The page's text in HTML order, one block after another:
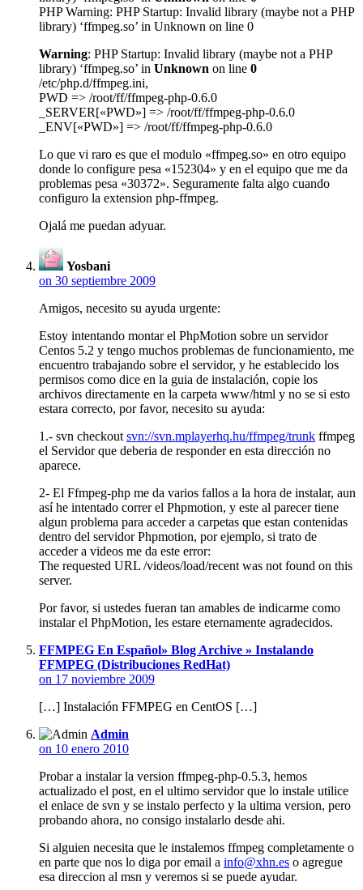
PHP Warning: PHP Startup: Invalid library (maybe not a PHP
library) ‘ffmpeg.so’ in Unknown on line 0
Warning: PHP Startup: Invalid library (maybe not a PHP
library) ‘ffmpeg.so’ in Unknown on line 0
/etc/php.d/ffmpeg.ini,
PWD => /root/ff/ffmpeg-php-0.6.0
_SERVER[«PWD»] => /root/ff/ffmpeg-php-0.6.0
_ENV[«PWD»] => /root/ff/ffmpeg-php-0.6.0
Lo que vi raro es que el modulo «ffmpeg.so» en otro equipo
donde lo configure pesa «152304» y en el equipo que me da
problemas pesa «30372». Seguramente falta algo cuando
configuro la extension php-ffmpeg.
Ojalá me puedan adyuar.
Yosbani
on 30 septiembre 2009
Amigos, necesito su ayuda urgente:
Estoy intentando montar el PhpMotion sobre un servidor
Centos 5.2 y tengo muchos problemas de funcionamiento, me
encuentro trabajando sobre el servidor, y he establecido los
permisos como dice en la guia de instalación, copie los
archivos directamente en la carpeta www/html y no se si esto
estara correcto, por favor, necesito su ayuda:
1.- svn checkout svn://svn.mplayerhq.hu/ffmpeg/trunk ffmpeg
el Servidor que deberia de responder en esta dirección no
aparece.
2- El Ffmpeg-php me da varios fallos a la hora de instalar, aun
así he intentado correr el Phpmotion, y este al parecer tiene
algun problema para acceder a carpetas que estan contenidas
dentro del servidor Phpmotion, por ejemplo, si trato de
acceder a videos me da este error:
The requested URL /videos/load/recent was not found on this
server.
Por favor, si ustedes fueran tan amables de indicarme como
instalar el PhpMotion, les estare eternamente agradecidos.
FFMPEG En Español» Blog Archive » Instalando
FFMPEG (Distribuciones RedHat)
on 17 noviembre 2009
[…] Instalación FFMPEG en CentOS […]
Admin
on 10 enero 2010
Probar a instalar la version ffmpeg-php-0.5.3, hemos
actualizado el post, en el ultimo servidor que lo instale utilice
el enlace de svn y se instalo perfecto y la ultima version, pero
probando ahora, no consigo instalarlo desde ahi.
Si alguien necesita que le instalemos ffmpeg completamente o
en parte que nos lo diga por email a info@xhn.es o agregue
esa direccion al msn y veremos si se puede ayudar.